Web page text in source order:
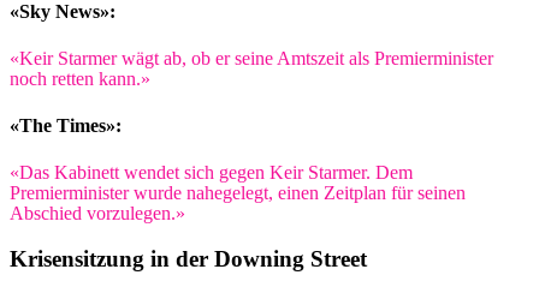
«Sky News»:
«Keir Starmer wägt ab, ob er seine Amtszeit als Premierminister
noch retten kann.»
«The Times»:
«Das Kabinett wendet sich gegen Keir Starmer. Dem
Premierminister wurde nahegelegt, einen Zeitplan für seinen
Abschied vorzulegen.»
Krisensitzung in der Downing Street